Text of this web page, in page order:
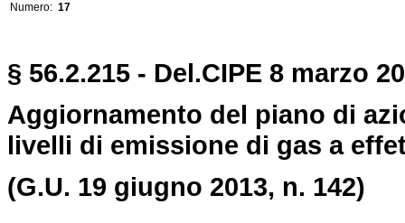
Numero: 17
§ 56.2.215 - Del.CIPE 8 marzo
Aggiornamento del piano di
livelli di emissione di gas a
(G.U. 19 giugno 2013, n. 142)